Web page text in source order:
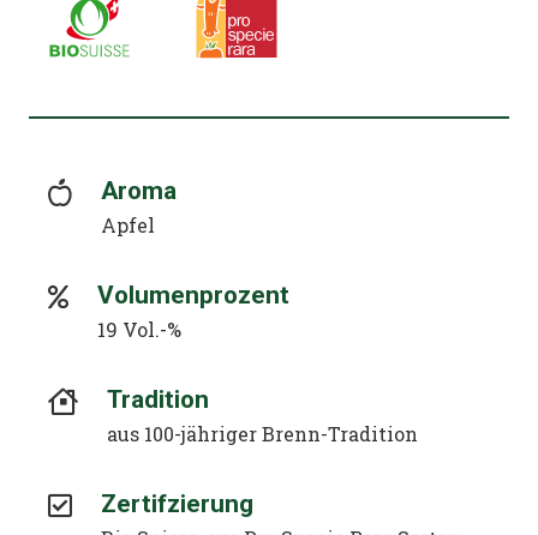
Aroma
Apfel
Volumenprozent
19 Vol.-%
Tradition
aus 100-jähriger Brenn-Tradition
Zertifzierung